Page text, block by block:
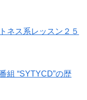
ネス系レッスン２５
組 “SYTYCD”の歴